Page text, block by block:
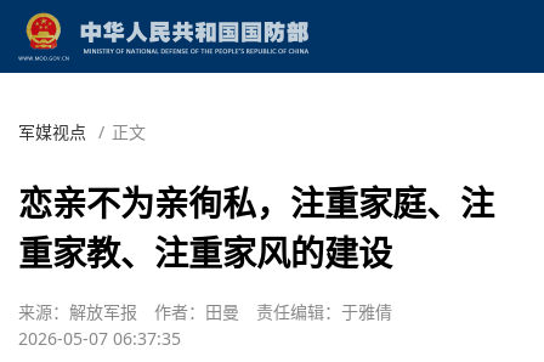
军媒视点 / 正文
恋亲不为亲徇私，注重家庭、注
重家教、注重家风的建设
来源：解放军报 作者：田曼
责任编辑：于雅倩
2026-05-07 06:37:35